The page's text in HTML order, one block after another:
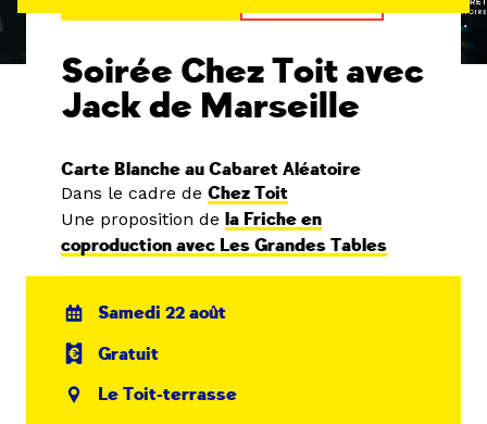
Soirée Chez Toit avec
Jack de Marseille
Carte Blanche au Cabaret Aléatoire
Dans le cadre de Chez Toit
Une proposition de la Friche en
coproduction avec Les Grandes Tables
Samedi 22 août
Gratuit
Le Toit-terrasse